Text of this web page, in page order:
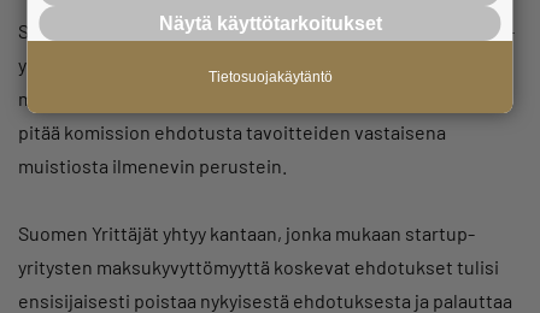
Suomen Yrittäjät katsoo, että ehdotuksen tavoite start-up-
yrityksiä koskevasta kustannustehokkaasta ja nopeasta
maksukyvyttömyysmenettelystä on sinällään oikea, mutta
pitää komission ehdotusta tavoitteiden vastaisena
muistiosta ilmenevin perustein.
Suomen Yrittäjät yhtyy kantaan, jonka mukaan startup-
yritysten maksukyvyttömyyttä koskevat ehdotukset tulisi
ensisijaisesti poistaa nykyisestä ehdotuksesta ja palauttaa
Näytä käyttötarkoitukset
Tietosuojakäytäntö